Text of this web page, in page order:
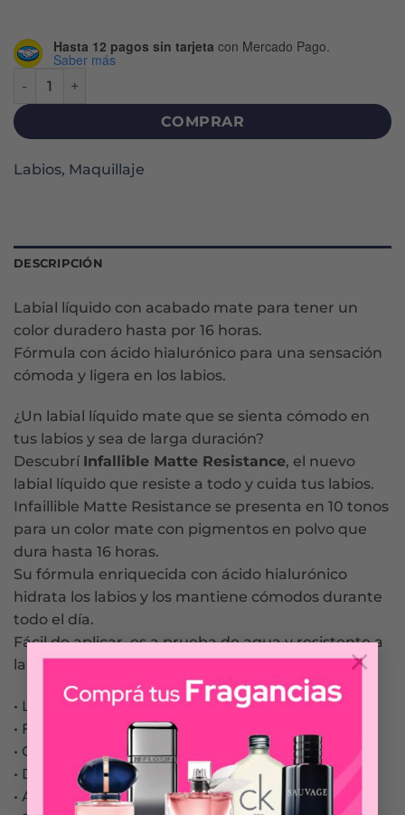
×
Hasta 12 pagos sin tarjeta con Mercado Pago.
Saber más
COMPRAR
Labios, Maquillaje
DESCRIPCIÓN
Labial líquido con acabado mate para tener un
color duradero hasta por 16 horas.
Fórmula con ácido hialurónico para una sensación
cómoda y ligera en los labios.
¿Un labial líquido mate que se sienta cómodo en
tus labios y sea de larga duración?
Descubrí Infallible Matte Resistance, el nuevo
labial líquido que resiste a todo y cuida tus labios.
Infaillible Matte Resistance se presenta en 10 tonos
para un color mate con pigmentos en polvo que
dura hasta 16 horas.
Su fórmula enriquecida con ácido hialurónico
hidrata los labios y los mantiene cómodos durante
todo el día.
Fácil de aplicar, es a prueba de agua y resistente a
la transferencia.
• Labial líquido intransferible
• Fórmula mate con pigmentos en polvo
• Contiene ácido hialurónico
• Duración hasta por16hs
• Aplicador suave y preciso